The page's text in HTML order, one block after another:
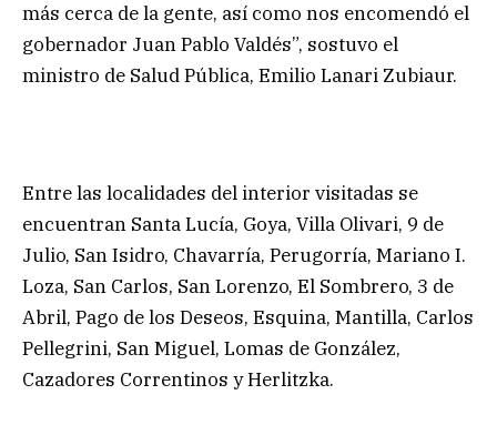
más cerca de la gente, así como nos encomendó el
gobernador Juan Pablo Valdés”, sostuvo el
ministro de Salud Pública, Emilio Lanari Zubiaur.
Entre las localidades del interior visitadas se
encuentran Santa Lucía, Goya, Villa Olivari, 9 de
Julio, San Isidro, Chavarría, Perugorría, Mariano I.
Loza, San Carlos, San Lorenzo, El Sombrero, 3 de
Abril, Pago de los Deseos, Esquina, Mantilla, Carlos
Pellegrini, San Miguel, Lomas de González,
Cazadores Correntinos y Herlitzka.